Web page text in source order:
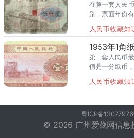
在第一套人民
别，票面年份
钞，可谓独树一
人民币收藏知
第二套人民币
值是一分纸币
二套人民币纸
人民币收藏知
粤ICP备
© 2026 广州爱藏网信息